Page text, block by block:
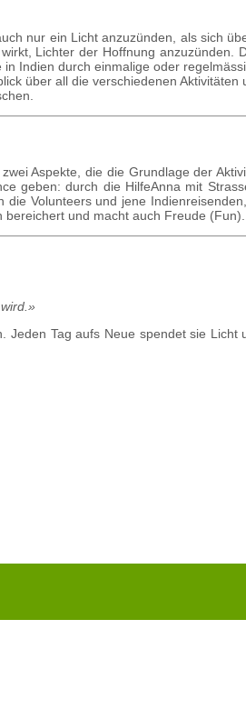
nur ein Licht anzuzünden, als sich
Lichter der Hoffnung
Indien durch einmalige oder
über all die verschiedenen
Aspekte, die die Grund­la­ge der
geben: durch die HilfeAnna mit
Volun­teers und jene
und macht auch Freude (Fun).
Jeden Tag aufs Neue spendet sie